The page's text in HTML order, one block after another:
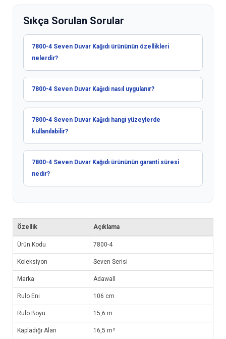
Sıkça Sorulan Sorular
7800-4 Seven Duvar Kağıdı ürününün özellikleri
nelerdir?
7800-4 Seven Duvar Kağıdı nasıl uygulanır?
7800-4 Seven Duvar Kağıdı hangi yüzeylerde
kullanılabilir?
7800-4 Seven Duvar Kağıdı ürününün garanti süresi
nedir?
Özellik Açıklama
Ürün Kodu 7800-4
Koleksiyon Seven Serisi
Marka Adawall
Rulo Eni 106 cm
Rulo Boyu 15,6 m
Kapladığı Alan 16,5 m²